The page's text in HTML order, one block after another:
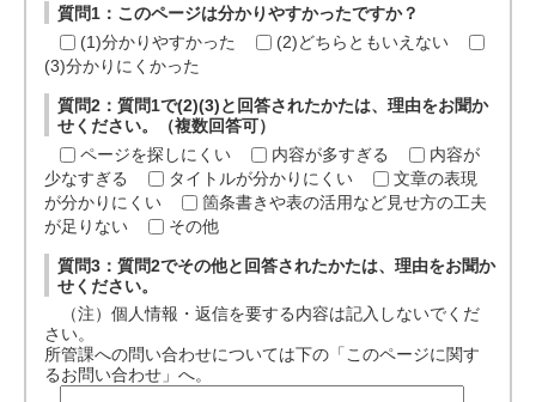
質問1：このページは分かりやすかったですか？
(1)分かりやすかった
(2)どちらともいえない
(3)分かりにくかった
質問2：質問1で(2)(3)と回答されたかたは、理由をお聞か
せください。（複数回答可）
ページを探しにくい
内容が多すぎる
内容が
少なすぎる
タイトルが分かりにくい
文章の表現
が分かりにくい
箇条書きや表の活用など見せ方の工夫
が足りない
その他
質問3：質問2でその他と回答されたかたは、理由をお聞か
せください。
（注）個人情報・返信を要する内容は記入しないでくだ
さい。
所管課への問い合わせについては下の「このページに関す
るお問い合わせ」へ。